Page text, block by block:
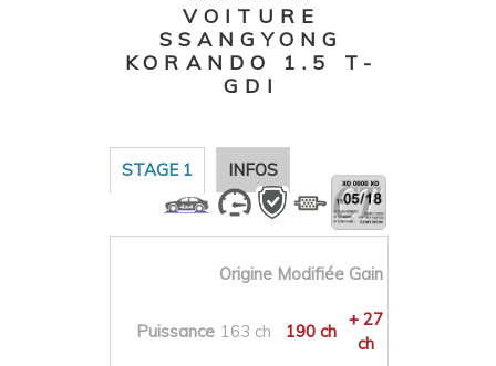
VOITURE
SSANGYONG
KORANDO 1.5 T-
GDI
STAGE 1 INFOS
Origine Modifiée Gain
Puissance 163 ch 190 ch
+ 27
ch